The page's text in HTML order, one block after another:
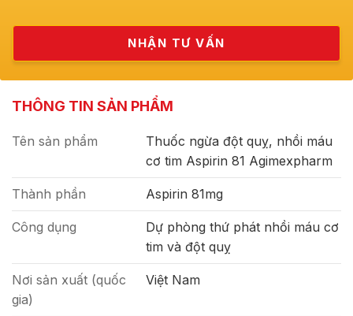
THÔNG TIN SẢN PHẨM
Tên sản phẩm
Thuốc ngừa đột quỵ, nhồi máu
cơ tim Aspirin 81 Agimexpharm
Thành phần Aspirin 81mg
Công dụng
Dự phòng thứ phát nhồi máu cơ
tim và đột quỵ
Nơi sản xuất (quốc
gia)
Việt Nam